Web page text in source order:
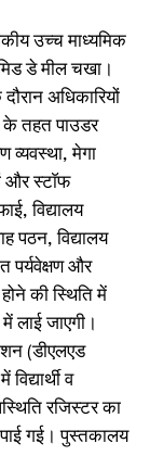
उच्च माध्यमिक
डे मील चखा।
अधिकारियों
के तहत पाउडर
व्यवस्था, मेगा
और स्टाॅफ
विद्यालय
पठन, विद्यालय
पर्यवेक्षण और
की स्थिति में
लाई जाएगी।
(डीएलएड
व
रजिस्टर का
गई। पुस्तकालय